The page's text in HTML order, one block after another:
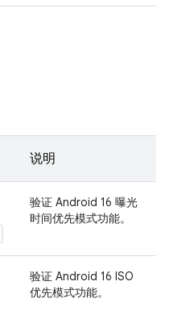
说明
验证 Android 16 曝光
时间优先模式功能。
验证 Android 16 ISO
优先模式功能。